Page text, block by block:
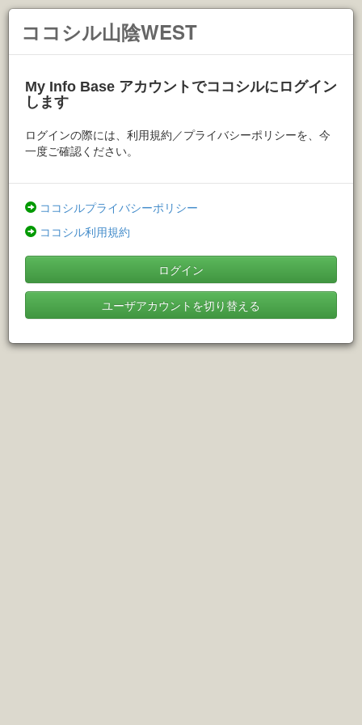
ココシル山陰WEST
My Info Base アカウントでココシルにログイン
します
ログインの際には、利用規約／プライバシーポリシーを、今
一度ご確認ください。
ココシルプライバシーポリシー
ココシル利用規約
ログイン
ユーザアカウントを切り替える